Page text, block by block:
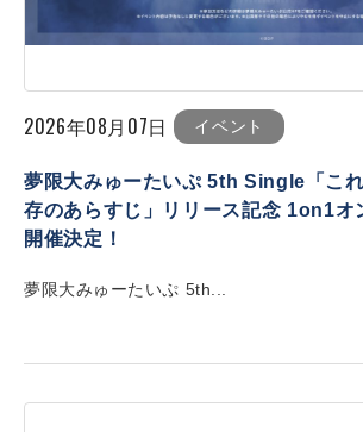
2026年08月07日 イベント
夢限大みゅーたいぷ 5th Single「こ
存のあらすじ」リリース記念 1on1オ
開催決定！
夢限大みゅーたいぷ 5th...